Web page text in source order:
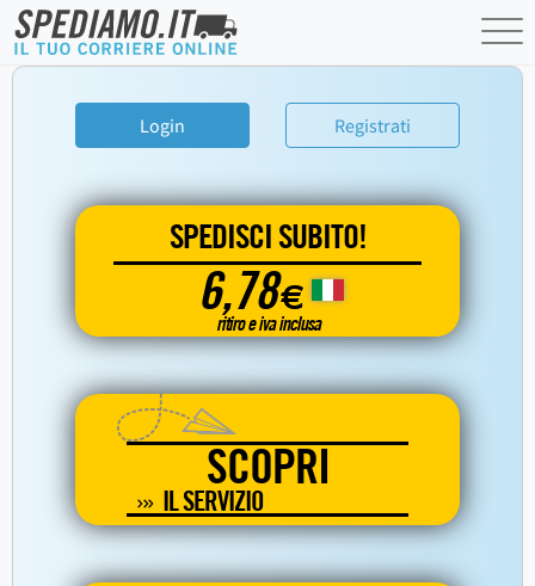
Login Registrati
SPEDISCI SUBITO!
6,78€
ritiro e iva inclusa
SCOPRI
IL SERVIZIO